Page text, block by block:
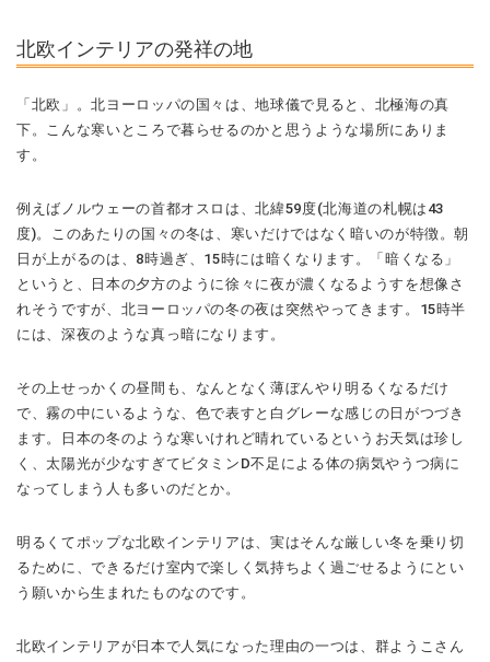
北欧インテリアの発祥の地
「北欧」。北ヨーロッパの国々は、地球儀で見ると、北極海の真
下。こんな寒いところで暮らせるのかと思うような場所にありま
す。
例えばノルウェーの首都オスロは、北緯59度(北海道の札幌は43
度)。このあたりの国々の冬は、寒いだけではなく暗いのが特徴。朝
日が上がるのは、8時過ぎ、15時には暗くなります。「暗くなる」
というと、日本の夕方のように徐々に夜が濃くなるようすを想像さ
れそうですが、北ヨーロッパの冬の夜は突然やってきます。15時半
には、深夜のような真っ暗になります。
その上せっかくの昼間も、なんとなく薄ぼんやり明るくなるだけ
で、霧の中にいるような、色で表すと白グレーな感じの日がつづき
ます。日本の冬のような寒いけれど晴れているというお天気は珍し
く、太陽光が少なすぎてビタミンD不足による体の病気やうつ病に
なってしまう人も多いのだとか。
明るくてポップな北欧インテリアは、実はそんな厳しい冬を乗り切
るために、できるだけ室内で楽しく気持ちよく過ごせるようにとい
う願いから生まれたものなのです。
北欧インテリアが日本で人気になった理由の一つは、群ようこさん